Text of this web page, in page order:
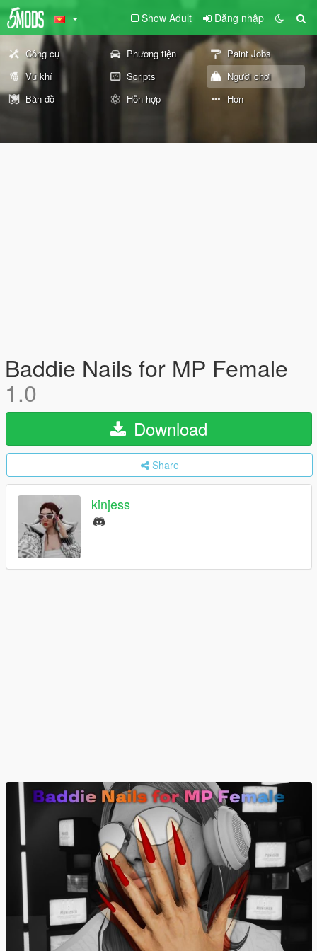
Show Adult Đăng nhập
Công cụ Phương tiện
Paint Jobs
Vũ khí
Scripts
Người chơi
Bản đồ
Hỗn hợp Hơn
Baddie Nails for MP Female
1.0
Download
Share
kinjess